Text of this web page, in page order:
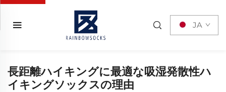
JA
長距離ハイキングに最適な吸湿発散性ハ
イキングソックスの理由